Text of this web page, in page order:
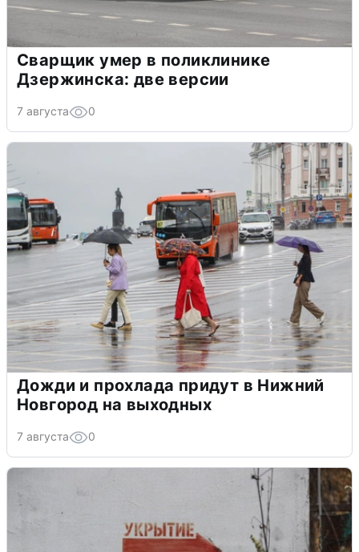
Сварщик умер в поликлинике
Дзержинска: две версии
7 августа 0
Дожди и прохлада придут в Нижний
Новгород на выходных
7 августа 0